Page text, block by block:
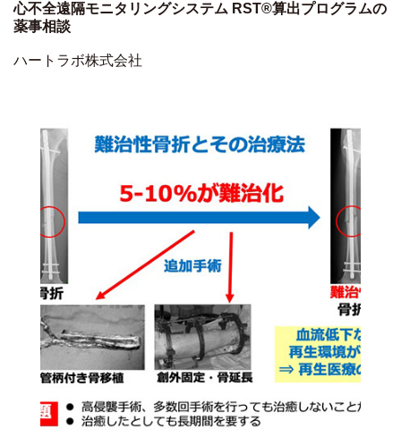
心不全遠隔モニタリングシステム RST®算出プログラムの
薬事相談
ハートラボ株式会社